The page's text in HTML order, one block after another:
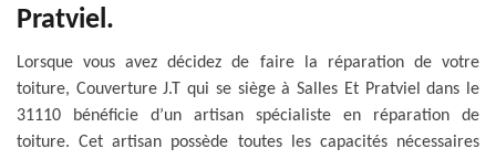
Pratviel.
Lorsque vous avez décidez de faire la réparation de votre
toiture, Couverture J.T qui se siège à Salles Et Pratviel dans le
31110 bénéficie d’un artisan spécialiste en réparation de
toiture. Cet artisan possède toutes les capacités nécessaires